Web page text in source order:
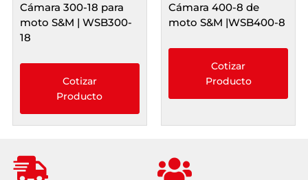
Cámara 300-18 para
moto S&M | WSB300-
18
Cotizar
Producto
Cámara 400-8 de
moto S&M |WSB400-8
Cotizar
Producto